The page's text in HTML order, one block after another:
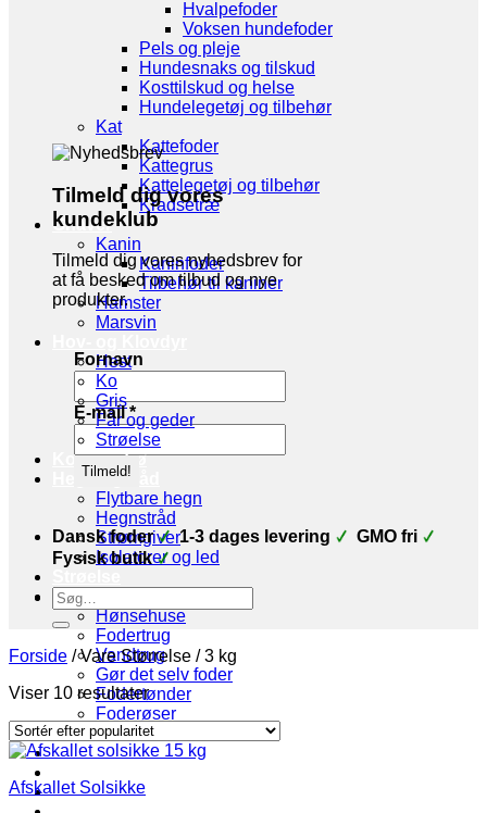
Hvalpefoder
Voksen hundefoder
Pels og pleje
Hundesnaks og tilskud
Kosttilskud og helse
Hundelegetøj og tilbehør
Kat
Kattefoder
Kattegrus
Kattelegetøj og tilbehør
Kradsetræ
Gnaver
Kanin
Kaninfoder
Tilbehør til kaniner
Hamster
Marsvin
Hest
Ko
Gris
Får og geder
Strøelse
Korn og frø
Hegn og tråd
Flytbare hegn
Hegnstråd
Strømgiver
Isolatorer og led
Stald udstyr
Hønsehuse
Fodertrug
Vandtrug
Gør det selv foder
Fodertønder
Foderøser
Hygiejne
Skadedyr
Økologi
Tilmeld dig vores
kundeklub
Tilmeld dig vores nyhedsbrev for
at få besked om tilbud og nye
produkter.
Fornavn
E-mail*
Dansk foder 1-3 dages levering
GMO fri
Fysisk butik
Søg
efter:
Forside /Vare Størrelse /3 kg
Viser 10 resultaterSorteret
efter
popularitet
Afskallet Solsikke